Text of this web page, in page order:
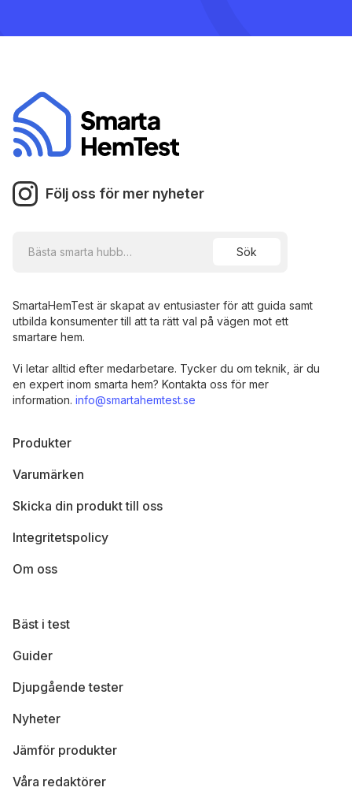
Bäst i test
Guider
Djupgående tester
Nyheter
Jämför produkter
Våra redaktörer
Produkter
Varumärken
Skicka din produkt till oss
Integritetspolicy
Om oss
Följ oss för mer nyheter
SmartaHemTest är skapat av entusiaster för att guida samt
utbilda konsumenter till att ta rätt val på vägen mot ett
smartare hem.
Vi letar alltid efter medarbetare. Tycker du om teknik, är du
en expert inom smarta hem? Kontakta oss för mer
information. info@smartahemtest.se